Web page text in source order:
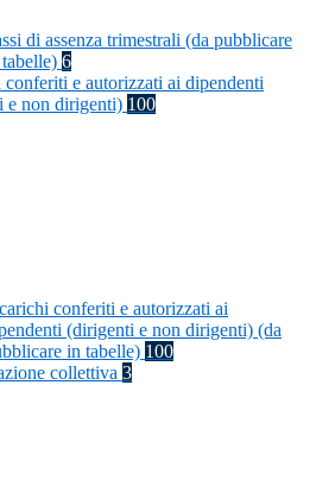
di assenza trimestrali (da pubblicare
6
e autorizzati ai dipendenti
e non dirigenti) 100
conferiti e autorizzati ai
(dirigenti e non dirigenti) (da
in tabelle) 100
collettiva 3